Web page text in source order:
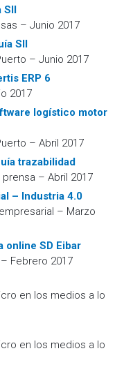
SII
– Junio 2017
SII
– Junio 2017
ERP 6
2017
logístico motor
– Abril 2017
trazabilidad
– Abril 2017
– Industria 4.0
– Marzo
online SD Eibar
Febrero 2017
en los medios a lo
en los medios a lo